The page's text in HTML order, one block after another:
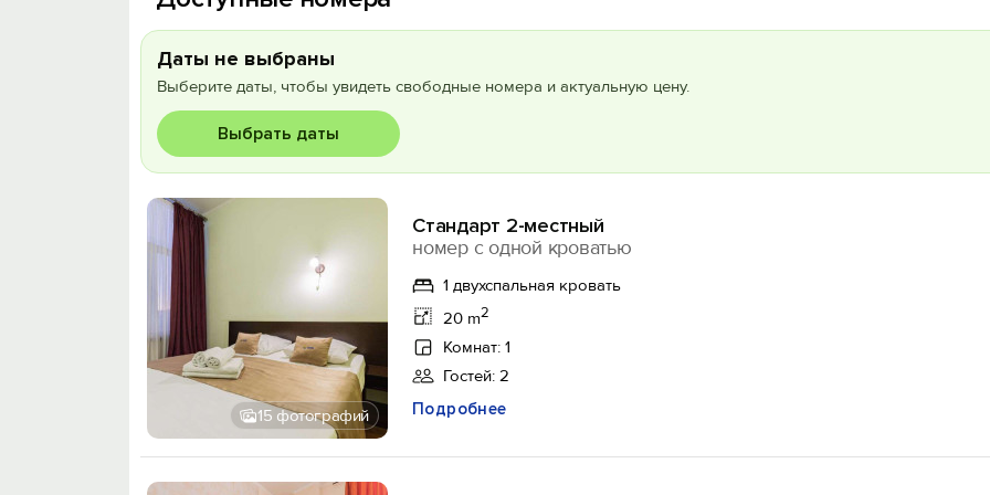
Даты не выбраны
Выберите даты, чтобы увидеть свободные номера и актуальную цену.
Выбрать даты
15 фотографий
Стандарт 2-местный
номер с одной кроватью
1 двухспальная кровать
20 m2
Комнат: 1
Гостей: 2
Подробнее